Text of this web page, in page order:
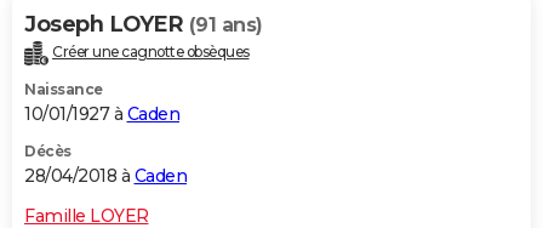
Joseph LOYER (91 ans)
Créer une cagnotte obsèques
Naissance
10/01/1927 à Caden
Décès
28/04/2018 à Caden
Famille LOYER